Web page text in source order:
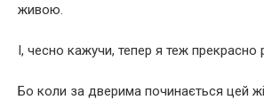
живою.
І, чесно кажучи, тепер я теж прекрасно
Бо коли за дверима починається цей